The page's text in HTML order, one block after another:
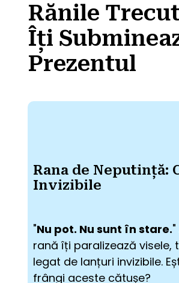
Rănile
Îți
Prezentul
Rana de Neputință:
Invizibile
"Nu pot. Nu sunt în stare.
rană îți paralizează visele,
legat de lanțuri invizibile.
frângi aceste cătușe?